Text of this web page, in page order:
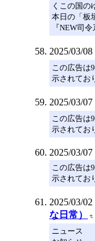
くこの国の
本日の「板
『NEW司
2025/03/
この広告は
示されてお
2025/03/
この広告は
示されてお
2025/03/
この広告は
示されてお
2025/03/
な日常）
ニュース